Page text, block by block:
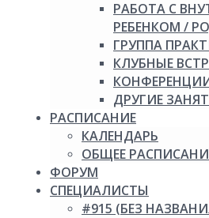
РАБОТА С
РЕБЕНКОМ /
ГРУППА
КЛУБНЫЕ
ДРУГИЕ
РАСПИСАНИЕ
КАЛЕНДАРЬ
ОБЩЕЕ
ФОРУМ
СПЕЦИАЛИСТЫ
#915 (БЕЗ